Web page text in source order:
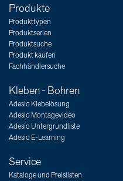
Produkte
Produkttypen
Produktserien
Produktsuche
Produkt kaufen
Fachhändlersuche
Kleben - Bohren
Adesio Klebelösung
Adesio Montagevideo
Adesio Untergrundliste
Adesio E-Learning
Service
Kataloge und Preislisten